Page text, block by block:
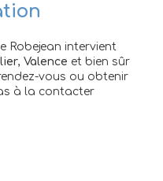
Robejean intervient
, Valence et bien sûr
vous ou obtenir
à la contacter